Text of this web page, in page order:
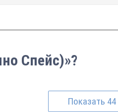
Спейс)»?
Показать 44